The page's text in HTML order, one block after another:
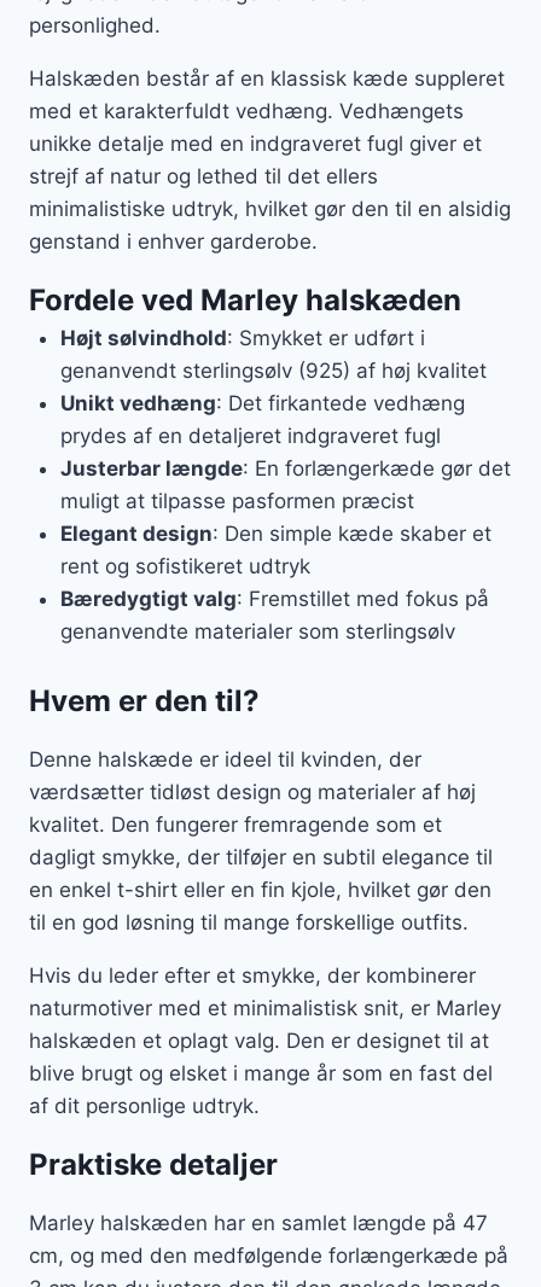
personlighed.
Halskæden består af en klassisk kæde suppleret
med et karakterfuldt vedhæng. Vedhængets
unikke detalje med en indgraveret fugl giver et
strejf af natur og lethed til det ellers
minimalistiske udtryk, hvilket gør den til en alsidig
genstand i enhver garderobe.
Fordele ved Marley halskæden
Højt sølvindhold: Smykket er udført i
genanvendt sterlingsølv (925) af høj kvalitet
Unikt vedhæng: Det firkantede vedhæng
prydes af en detaljeret indgraveret fugl
Justerbar længde: En forlængerkæde gør det
muligt at tilpasse pasformen præcist
Elegant design: Den simple kæde skaber et
rent og sofistikeret udtryk
Bæredygtigt valg: Fremstillet med fokus på
genanvendte materialer som sterlingsølv
Hvem er den til?
Denne halskæde er ideel til kvinden, der
værdsætter tidløst design og materialer af høj
kvalitet. Den fungerer fremragende som et
dagligt smykke, der tilføjer en subtil elegance til
en enkel t-shirt eller en fin kjole, hvilket gør den
til en god løsning til mange forskellige outfits.
Hvis du leder efter et smykke, der kombinerer
naturmotiver med et minimalistisk snit, er Marley
halskæden et oplagt valg. Den er designet til at
blive brugt og elsket i mange år som en fast del
af dit personlige udtryk.
Praktiske detaljer
Marley halskæden har en samlet længde på 47
cm, og med den medfølgende forlængerkæde på